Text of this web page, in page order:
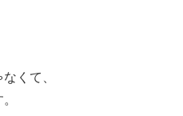
くて、